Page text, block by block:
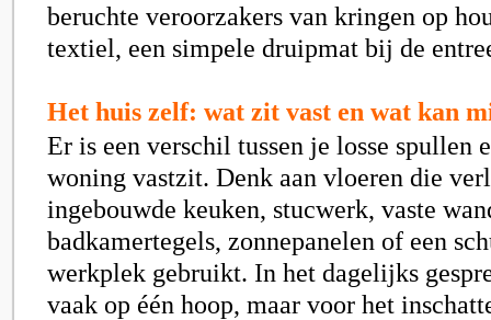
beruchte veroorzakers van kringen op
textiel, een simpele druipmat bij de
Het huis zelf: wat zit vast en wat kan
Er is een verschil tussen je losse spullen
woning vastzit. Denk aan vloeren die
ingebouwde keuken, stucwerk, vaste
badkamertegels, zonnepanelen of een
werkplek gebruikt. In het dagelijks
vaak op één hoop, maar voor het